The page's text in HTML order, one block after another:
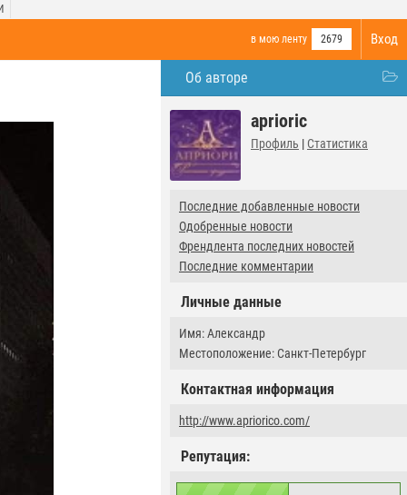
Вход
в мою ленту 2679
Об авторе
aprioric
Профиль | Статистика
Последние добавленные новости
Одобренные новости
Френдлента последних новостей
Последние комментарии
Личные данные
Имя: Александр
Местоположение: Санкт-Петербург
Контактная информация
http://www.apriorico.com/
Репутация: